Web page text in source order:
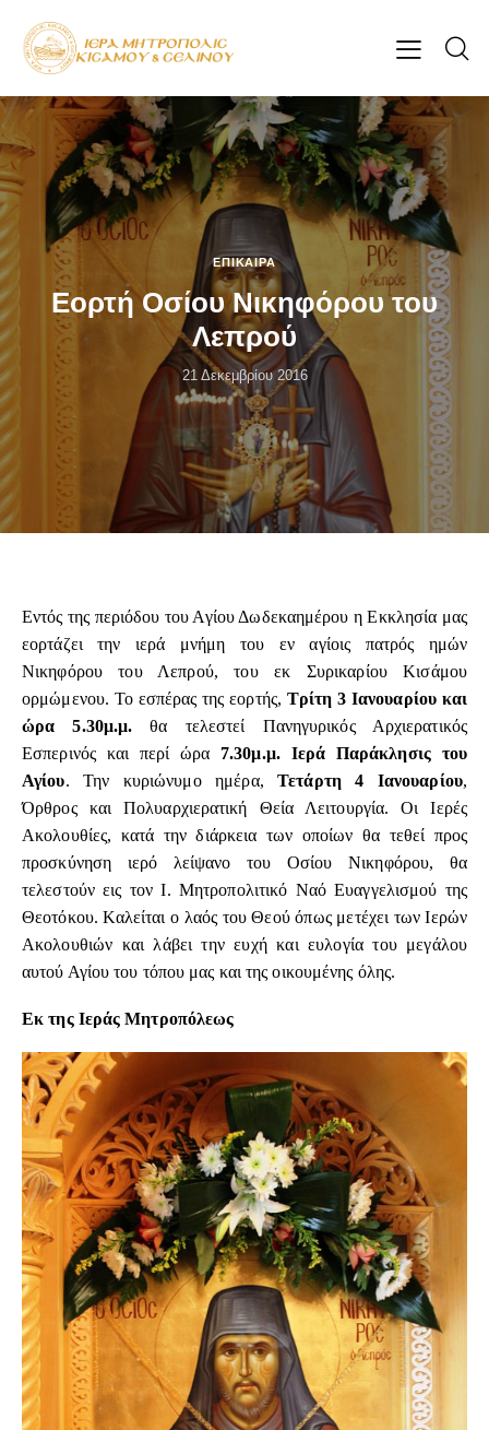
ΕΠΊΚΑΙΡΑ
Εορτή Οσίου Νικηφόρου του
Λεπρού
21 Δεκεμβρίου 2016
Εντός της περιόδου του Αγίου Δωδεκαημέρου η Εκκλησία μας
εορτάζει την ιερά μνήμη του εν αγίοις πατρός ημών
Νικηφόρου του Λεπρού, του εκ Συρικαρίου Κισάμου
ορμώμενου. Το εσπέρας της εορτής, Τρίτη 3 Ιανουαρίου και
ώρα 5.30μ.μ. θα τελεστεί Πανηγυρικός Αρχιερατικός
Εσπερινός και περί ώρα 7.30μ.μ. Ιερά Παράκλησις του
Αγίου. Την κυριώνυμο ημέρα,Τετάρτη 4 Ιανουαρίου,
Όρθρος και Πολυαρχιερατική Θεία Λειτουργία. Οι Ιερές
Ακολουθίες, κατά την διάρκεια των οποίων θα τεθεί προς
προσκύνηση ιερό λείψανο του Οσίου Νικηφόρου, θα
τελεστούν εις τον Ι. Μητροπολιτικό Ναό Ευαγγελισμού της
Θεοτόκου. Καλείται ο λαός του Θεού όπως μετέχει των Ιερών
Ακολουθιών και λάβει την ευχή και ευλογία του μεγάλου
αυτού Αγίου του τόπου μας και της οικουμένης όλης.
Εκ της Ιεράς Μητροπόλεως